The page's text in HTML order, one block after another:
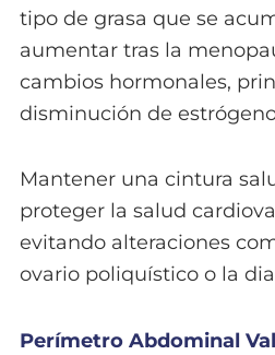
tipo de grasa que se
aumentar tras la
cambios hormonales,
disminución de
Mantener una cintura
proteger la salud
evitando alteraciones
ovario poliquístico o la
Perímetro Abdominal